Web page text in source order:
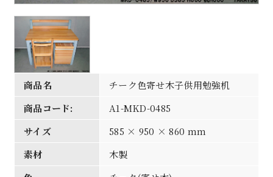
商品名
チーク色寄せ木子供用勉強机
商品コード:
A1-MKD-0485
サイズ
585 × 950 × 860 mm
素材
木製